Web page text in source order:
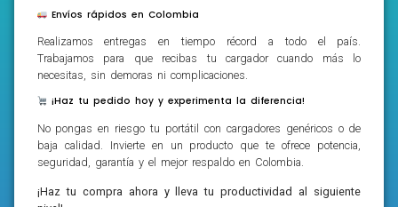
Envíos rápidos en Colombia
Realizamos entregas en tiempo récord a todo el país.
Trabajamos para que recibas tu cargador cuando más lo
necesitas, sin demoras ni complicaciones.
¡Haz tu pedido hoy y experimenta la diferencia!
No pongas en riesgo tu portátil con cargadores genéricos o de
baja calidad. Invierte en un producto que te ofrece potencia,
seguridad, garantía y el mejor respaldo en Colombia.
¡Haz tu compra ahora y lleva tu productividad al siguiente